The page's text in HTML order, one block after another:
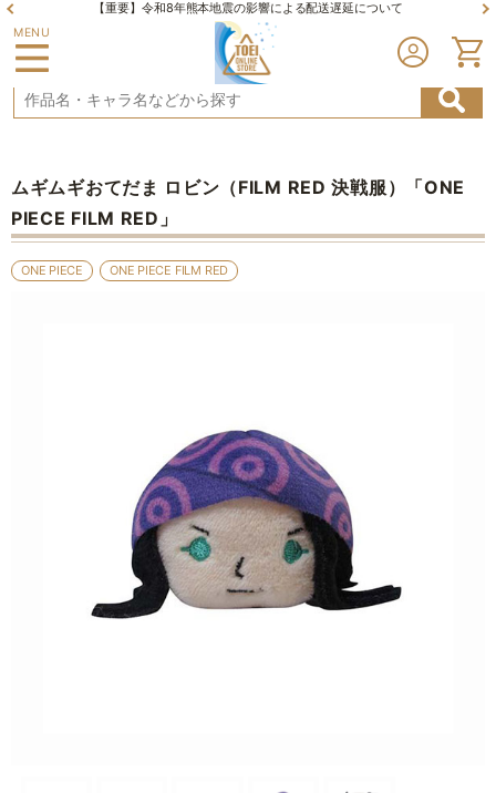
【重要】令和8年熊本地震の影響による配送遅延について
MENU
ムギムギおてだま ロビン（FILM RED 決戦服）「ONE
PIECE FILM RED」
ONE PIECE ONE PIECE FILM RED